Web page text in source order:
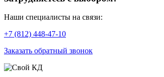
Наши специалисты на связи:
+7 (812) 448-47-10
Заказать обратный звонок